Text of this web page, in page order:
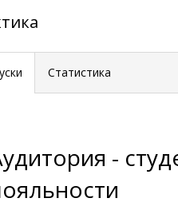
Статистика
-